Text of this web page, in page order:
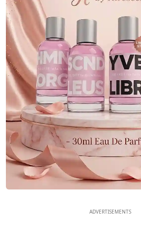
ADVERTISEMENTS